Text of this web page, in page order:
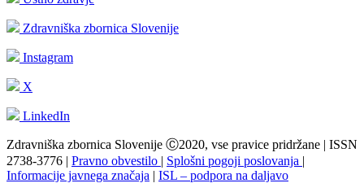
Zdravniška zbornica Slovenije
Instagram
X
LinkedIn
Zdravniška zbornica Slovenije Ⓒ2020, vse pravice pridržane | ISSN
2738-3776 | Pravno obvestilo | Splošni pogoji poslovanja |
Informacije javnega značaja | ISL – podpora na daljavo